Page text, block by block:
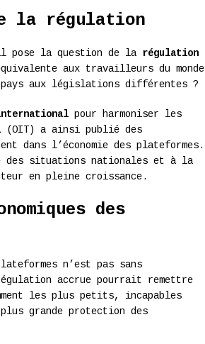
la régulation
pose la question de la régulation
aux travailleurs du monde
aux législations différentes ?
pour harmoniser les
(OIT) a ainsi publié des
dans l’économie des plateformes.
situations nationales et à la
en pleine croissance.
des
n’est pas sans
accrue pourrait remettre
les plus petits, incapables
grande protection des